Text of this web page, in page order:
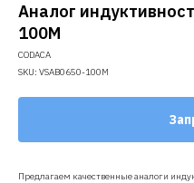
Аналог
100M
CODACA
SKU: VSAB0650-100M
Предлагаем качественные аналоги